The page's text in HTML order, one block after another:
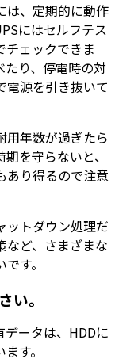
は、定期的に動作
にはセルフテス
チェックできま
り、停電時の対
電源を引き抜いて
用年数が過ぎたら
を守らないと、
あり得るので注意
ットダウン処理だ
など、さまざまな
す。
い。
データは、HDDに
す。